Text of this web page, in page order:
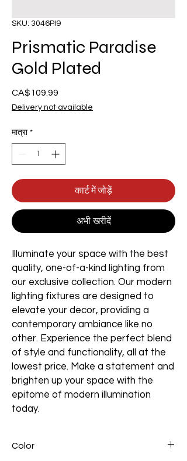
SKU: 3046PI9
Prismatic Paradise
Gold Plated
CA$109.99
Delivery not available
मात्रा *
कार्ट में जोड़ें
अभी खरीदें
Illuminate your space with the best
quality, one-of-a-kind lighting from
our exclusive collection. Our modern
lighting fixtures are designed to
elevate your decor, providing a
contemporary ambiance like no
other. Experience the perfect blend
of style and functionality, all at the
lowest price. Make a statement and
brighten up your space with the
epitome of modern illumination
today.
Color